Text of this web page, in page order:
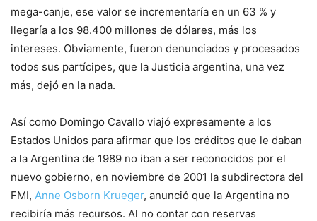
mega-canje, ese valor se incrementaría en un 63 % y
llegaría a los 98.400 millones de dólares, más los
intereses. Obviamente, fueron denunciados y procesados
todos sus partícipes, que la Justicia argentina, una vez
más, dejó en la nada.
Así como Domingo Cavallo viajó expresamente a los
Estados Unidos para afirmar que los créditos que le daban
a la Argentina de 1989 no iban a ser reconocidos por el
nuevo gobierno, en noviembre de 2001 la subdirectora del
FMI, Anne Osborn Krueger, anunció que la Argentina no
recibiría más recursos. Al no contar con reservas